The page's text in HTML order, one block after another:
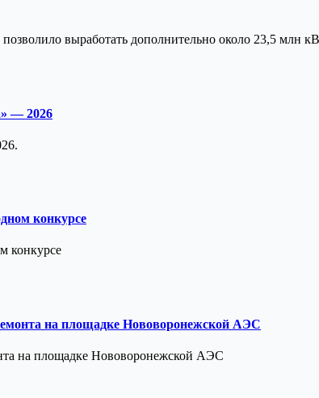
выработать дополнительно около 23,5 млн
— 2026
конкурсе
конкурсе
на площадке Нововоронежской АЭС
на площадке Нововоронежской АЭС